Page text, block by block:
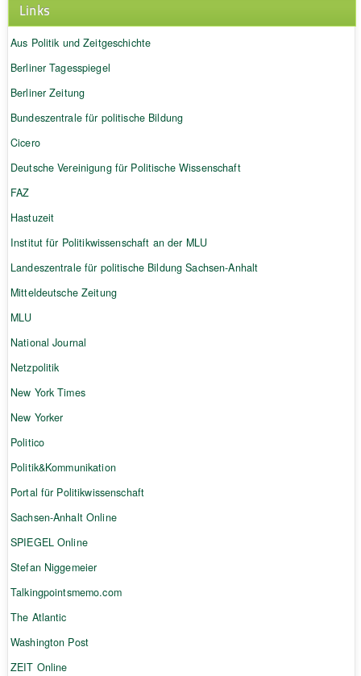
Links
Aus Politik und Zeitgeschichte
Berliner Tagesspiegel
Berliner Zeitung
Bundeszentrale für politische Bildung
Cicero
Deutsche Vereinigung für Politische Wissenschaft
FAZ
Hastuzeit
Institut für Politikwissenschaft an der MLU
Landeszentrale für politische Bildung Sachsen-Anhalt
Mitteldeutsche Zeitung
MLU
National Journal
Netzpolitik
New York Times
New Yorker
Politico
Politik&Kommunikation
Portal für Politikwissenschaft
Sachsen-Anhalt Online
SPIEGEL Online
Stefan Niggemeier
Talkingpointsmemo.com
The Atlantic
Washington Post
ZEIT Online